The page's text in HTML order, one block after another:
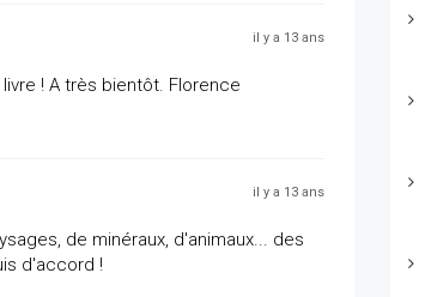
il y a 13 ans
! A très bientôt. Florence
il y a 13 ans
de minéraux, d'animaux... des
d'accord !